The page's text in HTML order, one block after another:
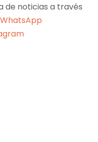
de noticias a través